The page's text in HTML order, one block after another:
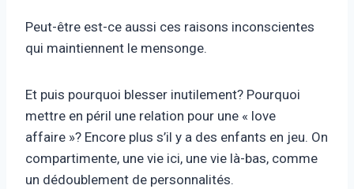
Peut-être est-ce aussi ces raisons inconscientes
qui maintiennent le mensonge.
Et puis pourquoi blesser inutilement? Pourquoi
mettre en péril une relation pour une « love
affaire »? Encore plus s’il y a des enfants en jeu. On
compartimente, une vie ici, une vie là-bas, comme
un dédoublement de personnalités.